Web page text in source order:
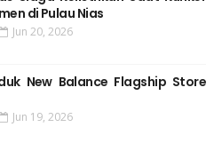
di Pulau Nias
Jun 20, 2026
New Balance Flagship Store
Jun 19, 2026